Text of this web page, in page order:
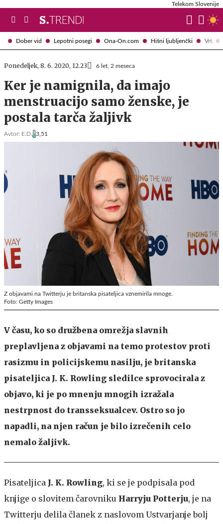
Dober vid Lepotni posegi Ona-On.com Hišni ljubljenčki Vrt
Telekom Slovenije
Ponedeljek, 8. 6. 2020, 12.23 6 let, 2 meseca
Ker je namignila, da imajo
menstruacijo samo ženske, je
postala tarča žaljivk
Avtor: E.D. 3,51
Z objavami na Twitterju je britanska pisateljica vznemirila mnoge.
Foto: Getty Images
V času, ko so družbena omrežja slavnih
preplavljena z objavami na temo protestov proti
rasizmu in policijskemu nasilju, je britanska
pisateljica J. K. Rowling sledilce sprovocirala z
objavo, ki je po mnenju mnogih izražala
nestrpnost do transseksualcev. Ostro so jo
napadli, na njen račun je bilo izrečenih celo
nemalo žaljivk.
Pisateljica J. K. Rowling, ki se je podpisala pod
knjige o slovitem čarovniku Harryju Potterju, je na
Twitterju delila članek z naslovom Ustvarjanje bolj